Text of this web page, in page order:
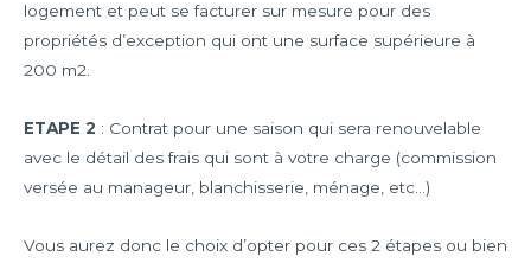
logement et peut se facturer sur mesure pour des
propriétés d’exception qui ont une surface supérieure à
200 m2.
ETAPE 2 : Contrat pour une saison qui sera renouvelable
avec le détail des frais qui sont à votre charge (commission
versée au manageur, blanchisserie, ménage, etc…)
Vous aurez donc le choix d’opter pour ces 2 étapes ou bien